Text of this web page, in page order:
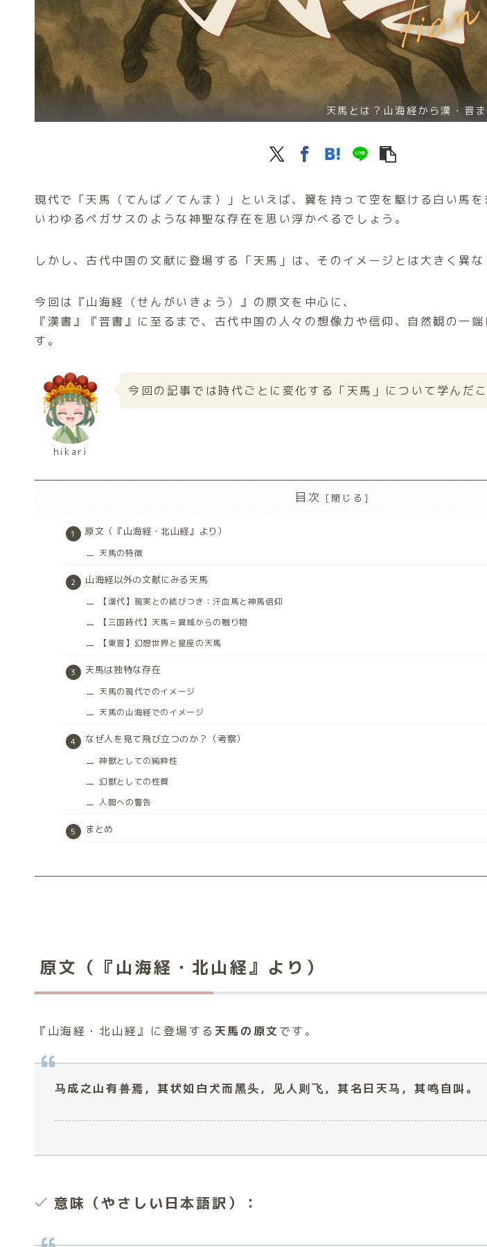
天馬とは？山海経から漢・晋
現代で「天馬（てんば／てんま）」といえば、翼を持って空を駆ける白い馬を
いわゆるペガサスのような神聖な存在を思い浮かべるでしょう。
しかし、古代中国の文献に登場する「天馬」は、そのイメージとは大きく異な
今回は『山海経（せんがいきょう）』の原文を中心に、
『漢書』『晋書』に至るまで、古代中国の人々の想像力や信仰、自然観の一
す。
hikari
今回の記事では時代ごとに変化する「天馬」について学んだ
目次
原文（『山海経・北山経』より）
天馬の特徴
山海経以外の文献にみる天馬
【漢代】現実との結びつき：汗血馬と神馬信仰
【三国時代】天馬＝異域からの贈り物
【東晋】幻想世界と星座の天馬
天馬は独特な存在
天馬の現代でのイメージ
天馬の山海経でのイメージ
なぜ人を見て飛び立つのか？（考察）
神獣としての純粋性
幻獣としての性質
人間への警告
まとめ
原文（『山海経・北山経』より）
『山海経・北山経』に登場する 天馬の原文 です。
马成之山有兽焉，其状如白犬而黑头，见人则飞，其名曰天马，其鸣自叫。
意味（やさしい日本語訳）：